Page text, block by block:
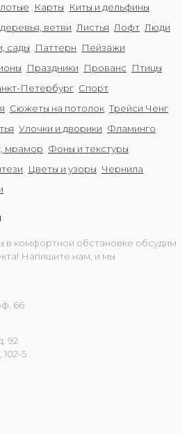
Карты
Киты и дельфины
ветви Листья Лофт Люди
сады Паттерн
Пейзажи
Праздники Прованс
Птицы
Петербург Спорт
Сюжеты на потолок Трейси Ченг
Улочки и дворики Фламинго
мрамор Фоны и текстуры
Цветы и узоры Чернила
в комфортной обстановке обсудим
Напишите нам, и мы
66
92
5